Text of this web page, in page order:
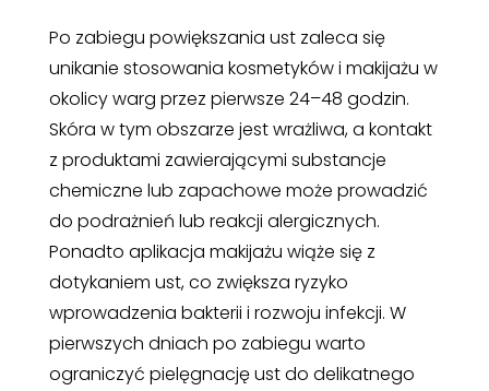
Po zabiegu powiększania ust zaleca się
unikanie stosowania kosmetyków i makijażu w
okolicy warg przez pierwsze 24–48 godzin.
Skóra w tym obszarze jest wrażliwa, a kontakt
z produktami zawierającymi substancje
chemiczne lub zapachowe może prowadzić
do podrażnień lub reakcji alergicznych.
Ponadto aplikacja makijażu wiąże się z
dotykaniem ust, co zwiększa ryzyko
wprowadzenia bakterii i rozwoju infekcji. W
pierwszych dniach po zabiegu warto
ograniczyć pielęgnację ust do delikatnego